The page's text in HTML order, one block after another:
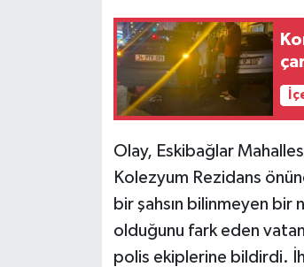
Olay, Eskibağlar
Kolezyum Rezidans
bir şahsın bilinmeyen
olduğunu fark eden
polis ekiplerine bildirdi.